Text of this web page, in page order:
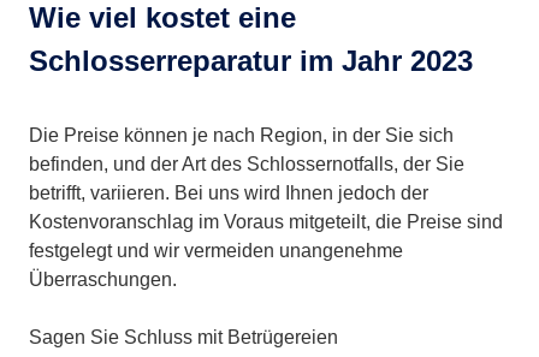
Wie viel kostet eine
Schlosserreparatur im Jahr 2023
Die Preise können je nach Region, in der Sie sich
befinden, und der Art des Schlossernotfalls, der Sie
betrifft, variieren. Bei uns wird Ihnen jedoch der
Kostenvoranschlag im Voraus mitgeteilt, die Preise sind
festgelegt und wir vermeiden unangenehme
Überraschungen.
Sagen Sie Schluss mit Betrügereien